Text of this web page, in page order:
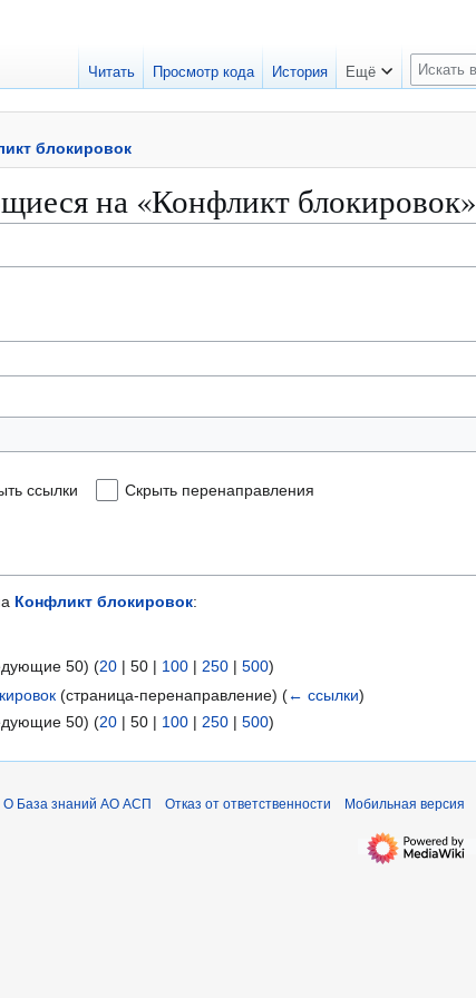
блокировок
на «Конфликт блокировок»
ссылки Скрыть перенаправления
Конфликт блокировок:
50) (20 | 50 | 100 | 250 | 500)
(страница-перенаправление)(← ссылки)
50) (20 | 50 | 100 | 250 | 500)
Читать Просмотр кода История Ещё
П
о
и
к
О База знаний АО АСП Отказ от ответственности Мобильная версия